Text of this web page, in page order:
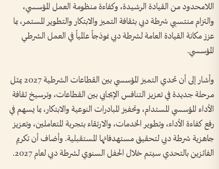
اللامحدود من القيادة الرشيدة، وكفاءة منظومة العمل المؤسسي،
والتزام منتسبي شرطة دبي بثقافة التميز والابتكار والتطوير المستمر، بما
عزز مكانة القيادة العامة لشرطة دبي نموذجاً عالمياً في العمل الشرطي
المؤسسي.
وأشار إلى أن تحدي التميز المؤسسي بين القطاعات الشرطية 2027 يمثل
مرحلة جديدة في تعزيز التنافس الإيجابي بين القطاعات، وترسيخ ثقافة
الأداء المؤسسي المستدام، وتحفيز المبادرات النوعية والابتكار، بما يسهم في
رفع كفاءة الأداء، وتطوير الخدمات، والارتقاء بتجربة المتعاملين، وتعزيز
جاهزية شرطة دبي لتحقيق مستهدفاتها المستقبلية. وأضاف أن تكريم
الفائزين بالتحدي سيتم خلال الحفل السنوي لشرطة دبي لعام 2027.